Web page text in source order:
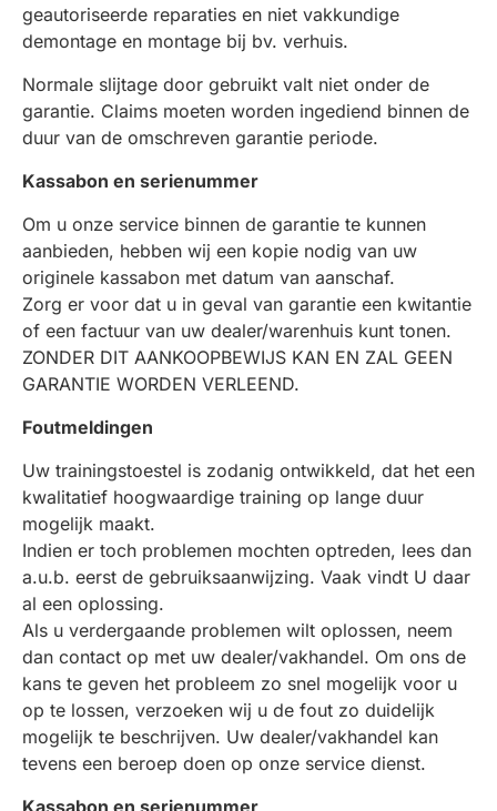
geautoriseerde reparaties en niet vakkundige
demontage en montage bij bv. verhuis.
Normale slijtage door gebruikt valt niet onder de
garantie. Claims moeten worden ingediend binnen de
duur van de omschreven garantie periode.
Kassabon en serienummer
Om u onze service binnen de garantie te kunnen
aanbieden, hebben wij een kopie nodig van uw
originele kassabon met datum van aanschaf.
Zorg er voor dat u in geval van garantie een kwitantie
of een factuur van uw dealer/warenhuis kunt tonen.
ZONDER DIT AANKOOPBEWIJS KAN EN ZAL GEEN
GARANTIE WORDEN VERLEEND.
Foutmeldingen
Uw trainingstoestel is zodanig ontwikkeld, dat het een
kwalitatief hoogwaardige training op lange duur
mogelijk maakt.
Indien er toch problemen mochten optreden, lees dan
a.u.b. eerst de gebruiksaanwijzing. Vaak vindt U daar
al een oplossing.
Als u verdergaande problemen wilt oplossen, neem
dan contact op met uw dealer/vakhandel. Om ons de
kans te geven het probleem zo snel mogelijk voor u
op te lossen, verzoeken wij u de fout zo duidelijk
mogelijk te beschrijven. Uw dealer/vakhandel kan
tevens een beroep doen op onze service dienst.
Kassabon en serienummer